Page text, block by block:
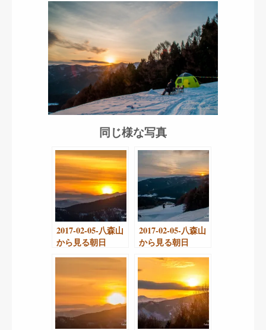
同じ様な写真
2017-02-05-八森山
から見る朝日
2017-02-05-八森山
から見る朝日